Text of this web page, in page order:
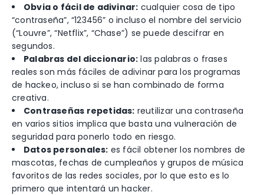
Obvia o fácil de adivinar: cualquier cosa de tipo
“contraseña”, “123456” o incluso el nombre del servicio
(“Louvre”, “Netflix”, “Chase”) se puede descifrar en
segundos.
Palabras del diccionario: las palabras o frases
reales son más fáciles de adivinar para los programas
de hackeo, incluso si se han combinado de forma
creativa.
Contraseñas repetidas: reutilizar una contraseña
en varios sitios implica que basta una vulneración de
seguridad para ponerlo todo en riesgo.
Datos personales: es fácil obtener los nombres de
mascotas, fechas de cumpleaños y grupos de música
favoritos de las redes sociales, por lo que esto es lo
primero que intentará un hacker.